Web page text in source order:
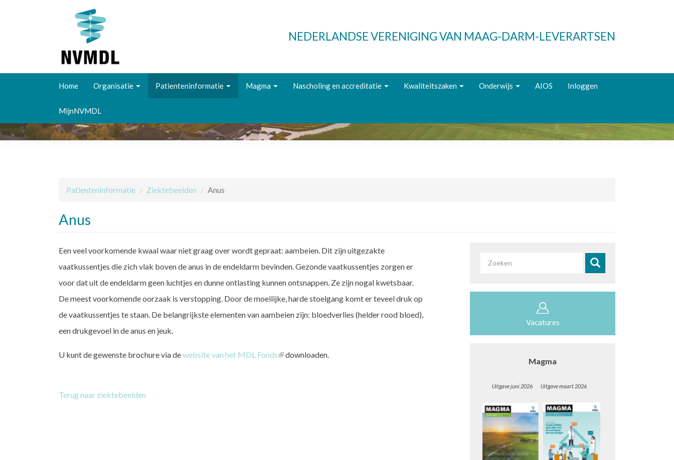
en
inhoud
gaan
NEDERLANDSE VERENIGING VAN MAAG-DARM-LEVERARTSEN
Home Organisatie Patienteninformatie Magma Nascholing en accreditatie Kwaliteitszaken Onderwijs AIOS Inloggen
MijnNVMDL
Patienteninformatie Ziektebeelden Anus
Anus
Een veel voorkomende kwaal waar niet graag over wordt gepraat: aambeien. Dit zijn uitgezakte
vaatkussentjes die zich vlak boven de anus in de endeldarm bevinden. Gezonde vaatkussentjes zorgen er
voor dat uit de endeldarm geen luchtjes en dunne ontlasting kunnen ontsnappen. Ze zijn nogal kwetsbaar.
De meest voorkomende oorzaak is verstopping. Door de moeilijke, harde stoelgang komt er teveel druk op
de vaatkussentjes te staan. De belangrijkste elementen van aambeien zijn: bloedverlies (helder rood bloed),
een drukgevoel in de anus en jeuk.
U kunt de gewenste brochure via dewebsite van het MDL Fonds(linkdownloaden.
Terug naar ziektebeelden
Zoekveld
Vacatures
Magma
Uitgave juni 2026 Uitgave maart 2026